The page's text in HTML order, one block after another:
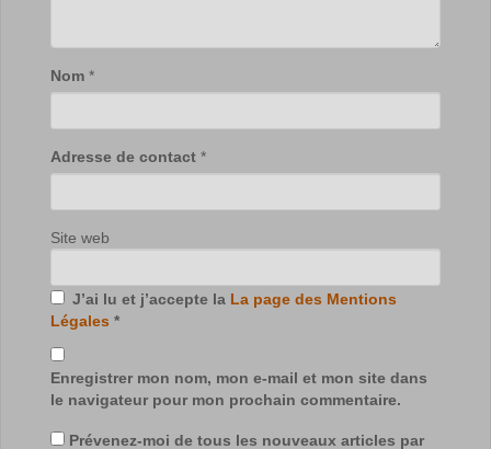
Nom *
Adresse de contact *
Site web
J’ai lu et j’accepte la La page des Mentions
Légales *
Enregistrer mon nom, mon e-mail et mon site dans
le navigateur pour mon prochain commentaire.
Prévenez-moi de tous les nouveaux articles par